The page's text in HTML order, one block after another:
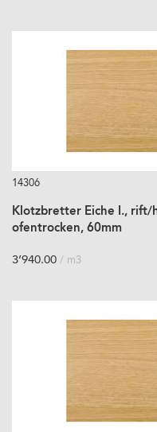
14306
Klotzbretter Eiche I., rift/
ofentrocken, 60mm
3’940.00 / m3